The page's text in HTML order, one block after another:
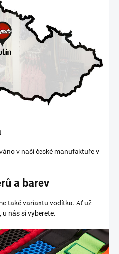
v naší české manufaktuře v
a barev
také variantu vodítka. Ať už
u nás si vyberete.